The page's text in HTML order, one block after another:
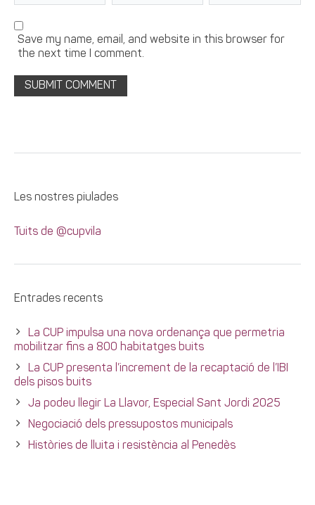
Save my name, email, and website in this browser for
the next time I comment.
Les nostres piulades
Tuits de @cupvila
Entrades recents
La CUP impulsa una nova ordenança que permetria
mobilitzar fins a 800 habitatges buits
La CUP presenta l’increment de la recaptació de l’IBI
dels pisos buits
Ja podeu llegir La Llavor, Especial Sant Jordi 2025
Negociació dels pressupostos municipals
Històries de lluita i resistència al Penedès